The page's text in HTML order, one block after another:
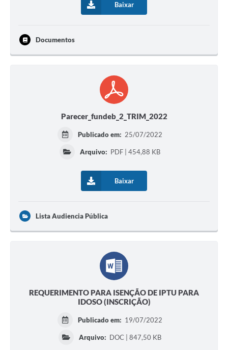
Baixar
Documentos
Parecer_fundeb_2_TRIM_2022
Publicado em: 25/07/2022
Arquivo: PDF | 454,88 KB
Baixar
Lista Audiencia Pública
REQUERIMENTO PARA ISENÇÃO DE IPTU PARA
IDOSO (INSCRIÇÃO)
Publicado em: 19/07/2022
Arquivo: DOC | 847,50 KB